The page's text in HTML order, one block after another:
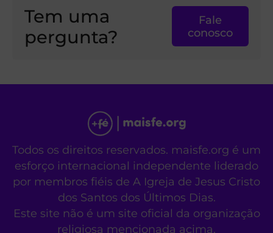
Tem uma
pergunta?
Fale
conosco
Todos os direitos reservados. maisfe.org é um
esforço internacional independente liderado
por membros fiéis de A Igreja de Jesus Cristo
dos Santos dos Últimos Dias.
Este site não é um site oficial da organização
religiosa mencionada acima.